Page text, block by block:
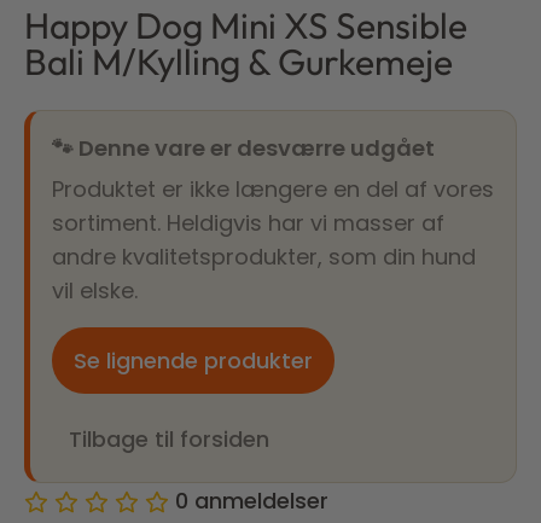
Happy Dog Mini XS Sensible
Bali M/Kylling & Gurkemeje
🐾 Denne vare er desværre udgået
Produktet er ikke længere en del af vores
sortiment. Heldigvis har vi masser af
andre kvalitetsprodukter, som din hund
vil elske.
Se lignende produkter
Tilbage til forsiden
0 anmeldelser